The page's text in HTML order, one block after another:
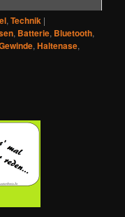
,Technik |
, Batterie, Bluetooth,
,Haltenase,